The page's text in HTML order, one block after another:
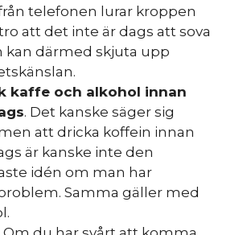
telefonen lurar kroppen
att det inte är dags att sova
kan därmed skjuta upp
kaffe och alkohol innan
. Det kanske säger sig
att dricka koffein innan
är kanske inte den
idén om man har
Samma gäller med